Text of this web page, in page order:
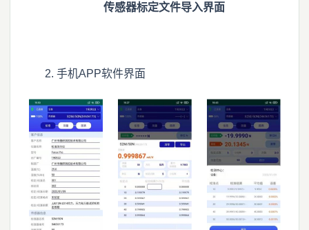
传感器标定文件导入界面
2. 手机APP软件界面